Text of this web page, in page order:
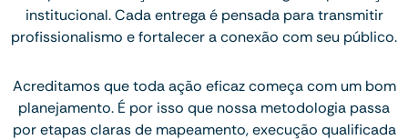
institucional. Cada entrega é pensada para transmitir
profissionalismo e fortalecer a conexão com seu público.
Acreditamos que toda ação eficaz começa com um bom
planejamento. É por isso que nossa metodologia passa
por etapas claras de mapeamento, execução qualificada